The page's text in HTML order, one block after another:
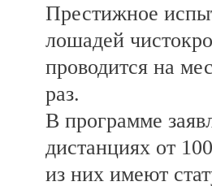
Престижное
лошадей
проводится на
раз.
В программе
дистанциях от
из них имеют